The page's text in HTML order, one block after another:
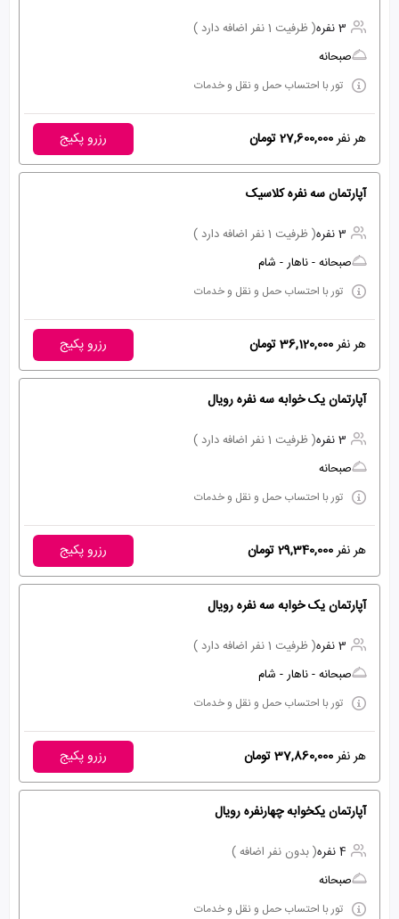
3 نفره
( ظرفیت 1 نفر اضافه دارد )
صبحانه
تور با احتساب حمل و نقل و خدمات
هر نفر27,600,000 تومان رزرو پکیج
آپارتمان سه نفره کلاسیک
3 نفره
( ظرفیت 1 نفر اضافه دارد )
صبحانه - ناهار - شام
تور با احتساب حمل و نقل و خدمات
هر نفر36,120,000 تومان رزرو پکیج
آپارتمان یک خوابه سه نفره رویال
3 نفره
( ظرفیت 1 نفر اضافه دارد )
صبحانه
تور با احتساب حمل و نقل و خدمات
هر نفر29,340,000 تومان رزرو پکیج
آپارتمان یک خوابه سه نفره رویال
3 نفره
( ظرفیت 1 نفر اضافه دارد )
صبحانه - ناهار - شام
تور با احتساب حمل و نقل و خدمات
هر نفر37,860,000 تومان رزرو پکیج
آپارتمان یکخوابه چهارنفره رویال
4 نفره
( بدون نفر اضافه )
صبحانه
تور با احتساب حمل و نقل و خدمات